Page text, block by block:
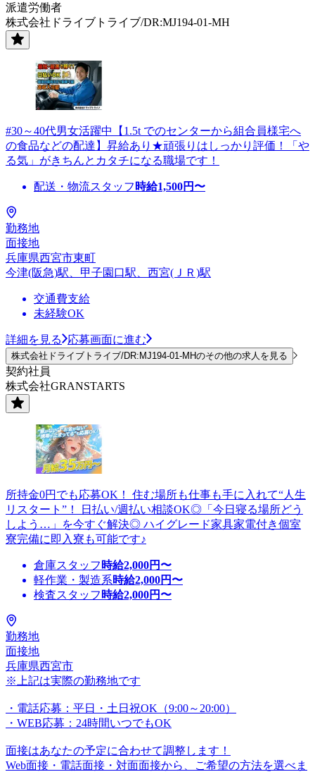
派遣労働者
株式会社ドライブトライブ/DR:MJ194-01-MH
#30～40代男女活躍中【1.5t でのセンターから組合員様宅へ
の食品などの配達】昇給あり★頑張りはしっかり評価！「や
る気」がきちんとカタチになる職場です！
配送・物流スタッフ 時給1,500円〜
勤務地
面接地
兵庫県西宮市東町
今津(阪急)駅、甲子園口駅、西宮(ＪＲ)駅
交通費支給
未経験OK
詳細を見る 応募画面に進む
株式会社ドライブトライブ/DR:MJ194-01-MHのその他の求人を見る
契約社員
株式会社GRANSTARTS
所持金0円でも応募OK！ 住む場所も仕事も手に入れて“人生
リスタート”！ 日払い/週払い相談OK◎「今日寝る場所どう
しよう…」を今すぐ解決◎ ハイグレード家具家電付き個室
寮完備に即入寮も可能です♪
倉庫スタッフ 時給2,000円〜
軽作業・製造系時給2,000円〜
検査スタッフ 時給2,000円〜
勤務地
面接地
兵庫県西宮市
※上記は実際の勤務地です
・電話応募：平日・土日祝OK（9:00～20:00）
・WEB応募：24時間いつでもOK
面接はあなたの予定に合わせて調整します！
Web面接・電話面接・対面面接から、ご希望の方法を選べま